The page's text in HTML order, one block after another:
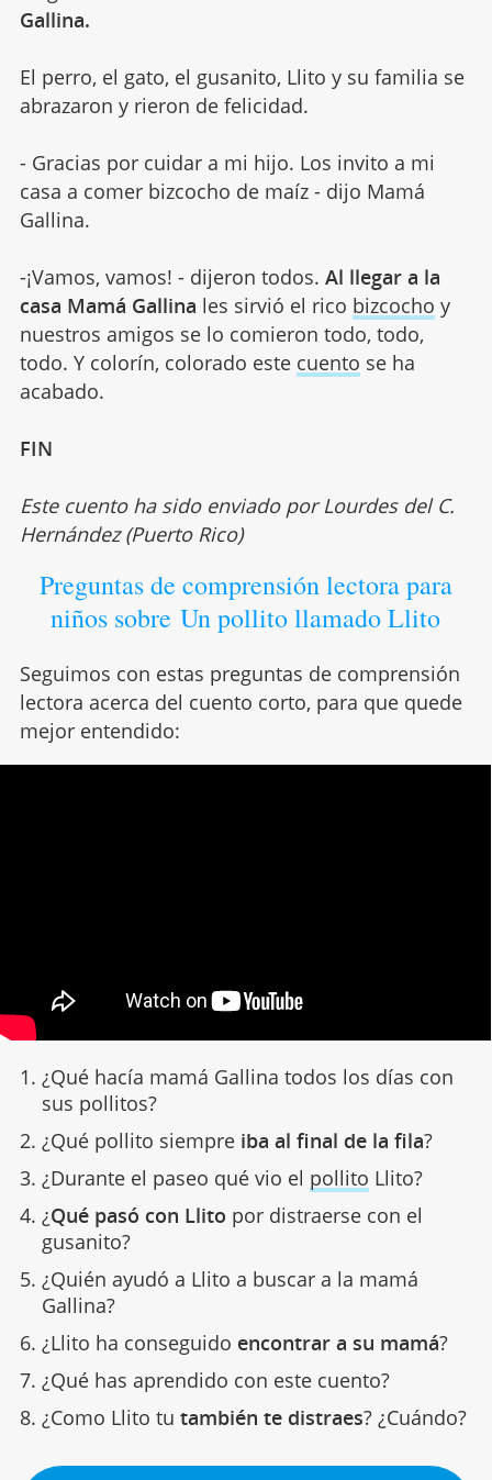
Gallina.
El perro, el gato, el gusanito, Llito y su familia se
abrazaron y rieron de felicidad.
- Gracias por cuidar a mi hijo. Los invito a mi
casa a comer bizcocho de maíz - dijo Mamá
Gallina.
-¡Vamos, vamos! - dijeron todos. Al llegar a la
casa Mamá Gallina les sirvió el rico bizcocho y
nuestros amigos se lo comieron todo, todo,
todo. Y colorín, colorado este cuento se ha
acabado.
FIN
Este cuento ha sido enviado por Lourdes del C.
Hernández (Puerto Rico)
Preguntas de comprensión lectora para
niños sobre Un pollito llamado Llito
Seguimos con estas preguntas de comprensión
lectora acerca del cuento corto, para que quede
mejor entendido:
¿Qué hacía mamá Gallina todos los días con
sus pollitos?
¿Qué pollito siempreiba al final de la fila?
¿Durante el paseo qué vio el pollito Llito?
¿Qué pasó con Llito por distraerse con el
gusanito?
¿Quién ayudó a Llito a buscar a la mamá
Gallina?
¿Llito ha conseguido encontrar a su mamá?
¿Qué has aprendido con este cuento?
¿Como Llito tu también te distraes? ¿Cuándo?